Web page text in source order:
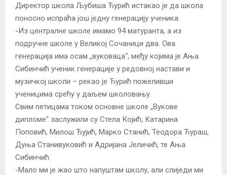
Директор школа Љубиша Ђурић истакао је да школа
поносно испраћа још једну генерацију ученика.
-Из централне школе имамо 94 матуранта, а из
подручне школе у Великој Сочаници два. Ова
генерација има осам „вуковаца“, међу којима је Ања
Сибинчић ученик генерације у редовној настави и
музичкој школи – рекао је Ђурић пожеливши
ученицима срећу у даљем школовању.
Свим петицама током основне школе „Вукове
дипломе“ заслужили су Стела Којић, Катарина
Поповић, Милош Ђујић, Марко Станић, Теодора Ђураш,
Дуња Станивуковић и Адријана Јеличић, те Ања
Сибинчић.
-Мало ми је жао што напуштам школу, али слиједи ми